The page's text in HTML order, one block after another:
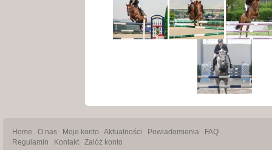
Home O nas Moje konto Aktualności Powiadomienia
FAQ
Regulamin
Kontakt Zalóż konto